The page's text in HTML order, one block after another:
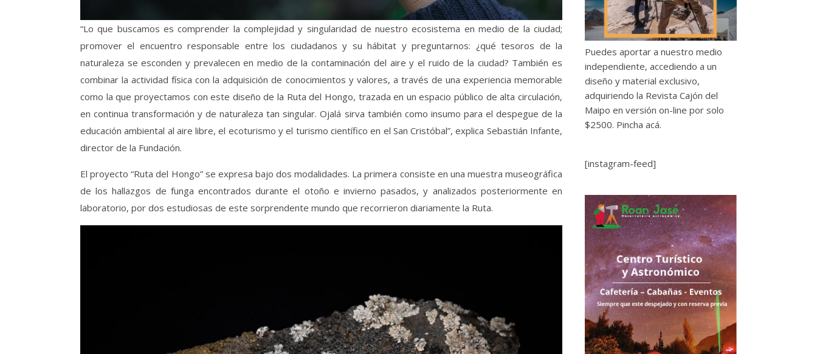
“Lo que buscamos es comprender la complejidad y singularidad de nuestro ecosistema en medio de la ciudad;
promover el encuentro responsable entre los ciudadanos y su hábitat y preguntarnos: ¿qué tesoros de la
naturaleza se esconden y prevalecen en medio de la contaminación del aire y el ruido de la ciudad? También es
combinar la actividad física con la adquisición de conocimientos y valores, a través de una experiencia memorable
como la que proyectamos con este diseño de la Ruta del Hongo, trazada en un espacio público de alta circulación,
en continua transformación y de naturaleza tan singular. Ojalá sirva también como insumo para el despegue de la
educación ambiental al aire libre, el ecoturismo y el turismo científico en el San Cristóbal”, explica Sebastián Infante,
director de la Fundación.
El proyecto “Ruta del Hongo” se expresa bajo dos modalidades. La primera consiste en una muestra museográfica
de los hallazgos de funga encontrados durante el otoño e invierno pasados, y analizados posteriormente en
laboratorio, por dos estudiosas de este sorprendente mundo que recorrieron diariamente la Ruta.
Puedes aportar a nuestro medio
independiente, accediendo a un
diseño y material exclusivo,
adquiriendo la Revista Cajón del
Maipo en versión on-line por solo
$2500. Pincha acá.
[instagram-feed]